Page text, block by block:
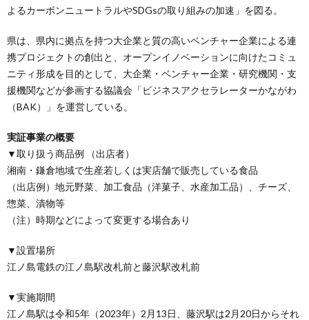
よるカーボンニュートラルやSDGsの取り組みの加速」を図る。
県は、県内に拠点を持つ大企業と質の高いベンチャー企業による連
携プロジェクトの創出と、オープンイノベーションに向けたコミュ
ニティ形成を目的として、大企業・ベンチャー企業・研究機関・支
援機関などが参画する協議会「ビジネスアクセラレーターかながわ
（BAK）」を運営している。
実証事業の概要
▼取り扱う商品例 （出店者）
湘南・鎌倉地域で生産若しくは実店舗で販売している食品
（出店例）地元野菜、加工食品（洋菓子、水産加工品）、チーズ、
惣菜、漬物等
（注）時期などによって変更する場合あり
▼設置場所
江ノ島電鉄の江ノ島駅改札前と藤沢駅改札前
▼実施期間
江ノ島駅は令和5年（2023年）2月13日、藤沢駅は2月20日からそれ